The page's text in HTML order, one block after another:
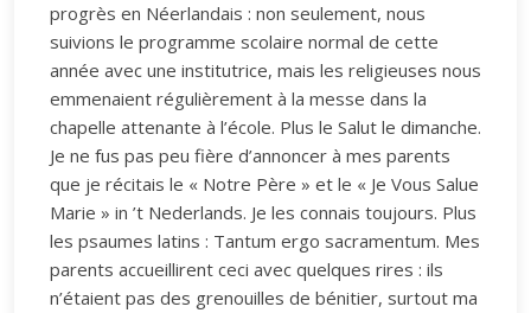
progrès en Néerlandais : non seulement, nous
suivions le programme scolaire normal de cette
année avec une institutrice, mais les religieuses nous
emmenaient régulièrement à la messe dans la
chapelle attenante à l’école. Plus le Salut le dimanche.
Je ne fus pas peu fière d’annoncer à mes parents
que je récitais le « Notre Père » et le « Je Vous Salue
Marie » in ’t Nederlands. Je les connais toujours. Plus
les psaumes latins : Tantum ergo sacramentum. Mes
parents accueillirent ceci avec quelques rires : ils
n’étaient pas des grenouilles de bénitier, surtout ma